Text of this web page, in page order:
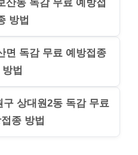
산동 독감 무료 예방접
방법
면 독감 무료 예방접종
방법
상대원2동 독감 무료
종 방법